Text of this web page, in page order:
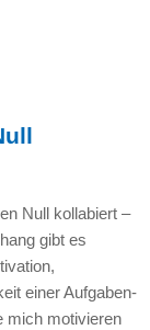
Null kollabiert –
gibt es
einer Aufgaben-
mich motivieren